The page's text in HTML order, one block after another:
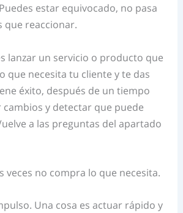
estar equivocado, no pasa
que reaccionar.
lanzar un servicio o producto que
que necesita tu cliente y te das
éxito, después de un tiempo
y detectar que puede
a las preguntas del apartado
veces no compra lo que necesita.
Una cosa es actuar rápido y